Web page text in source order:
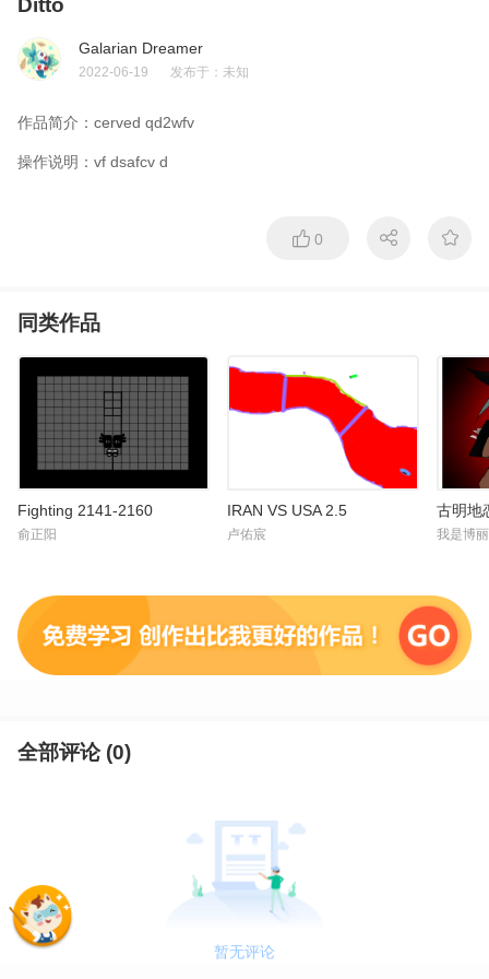
Ditto
Galarian Dreamer
2022-06-19 发布于： 未知
作品简介： cerved qd2wfv
操作说明： vf dsafcv d
0
同类作品
Fighting 2141-2160
俞正阳
IRAN VS USA 2.5
卢佑宸
古明地
我是博
全部评论 (0)
暂无评论